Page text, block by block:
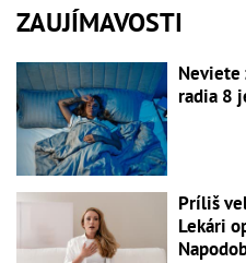
ZAUJÍMAVOSTI
Neviete
radia 8
Príliš
Lekári